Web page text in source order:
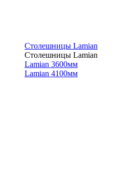
Столешницы Lamian
Столешницы Lamian
Lamian 3600мм
Lamian 4100мм